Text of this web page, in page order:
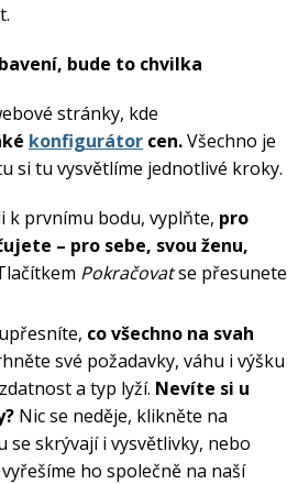
kolo
a lahve
oblečení
kolo a řidítka
inline bruslení
a solární panely
lyže
helmy
brýle
vázání
hole
běžky
běžky
na běžky
na běžky
boty
rukavice
náhradní díly
lyže
vázání
hole
hole
bude to chvilka
stránky, kde
konfigurátor cen.Všechno je
si tu vysvětlíme jednotlivé kroky.
k prvnímu bodu, vyplňte, pro
– pro sebe, svou ženu,
Pokračovatse přesunete
co všechno na svah
své požadavky, váhu i výšku
a typ lyží. Nevíte si u
Nic se neděje, klikněte na
skrývají i vysvětlivky, nebo
ho společně na naší